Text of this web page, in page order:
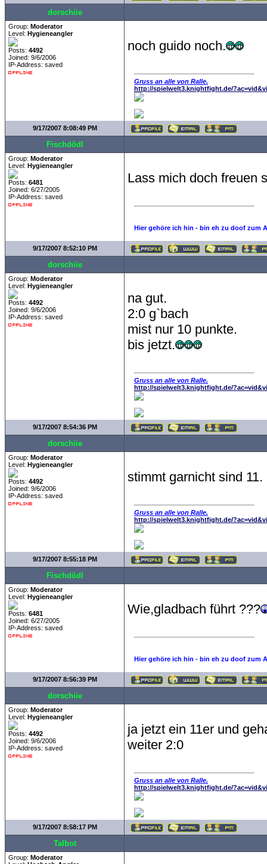
dorschiie
Group: Moderator
Level: Hygieneangler
Posts: 4492
Joined: 9/6/2006
IP-Address: saved
noch guido noch.
Gruss an alle von Ralle.
http://spielwelt3.knightfight.de/
9/17/2007 8:08:49 PM
Fischdödl
Group: Moderator
Level: Hygieneangler
Posts: 6481
Joined: 6/27/2005
IP-Address: saved
Lass mich doch freuen
Hier gehöre ich hin - bin eh zu doof zum
9/17/2007 8:52:10 PM
dorschiie
Group: Moderator
Level: Hygieneangler
Posts: 4492
Joined: 9/6/2006
IP-Address: saved
na gut.
2:0 g`bach
mist nur 10 punkte.
bis jetzt.
Gruss an alle von Ralle.
http://spielwelt3.knightfight.de/
9/17/2007 8:54:36 PM
dorschiie
Group: Moderator
Level: Hygieneangler
Posts: 4492
Joined: 9/6/2006
IP-Address: saved
stimmt garnicht sind 11.
Gruss an alle von Ralle.
http://spielwelt3.knightfight.de/
9/17/2007 8:55:18 PM
Fischdödl
Group: Moderator
Level: Hygieneangler
Posts: 6481
Joined: 6/27/2005
IP-Address: saved
Wie,gladbach führt ???
Hier gehöre ich hin - bin eh zu doof zum
9/17/2007 8:56:39 PM
dorschiie
Group: Moderator
Level: Hygieneangler
Posts: 4492
Joined: 9/6/2006
IP-Address: saved
ja jetzt ein 11er und
weiter 2:0
Gruss an alle von Ralle.
http://spielwelt3.knightfight.de/
9/17/2007 8:58:17 PM
Talbot
Group: Moderator